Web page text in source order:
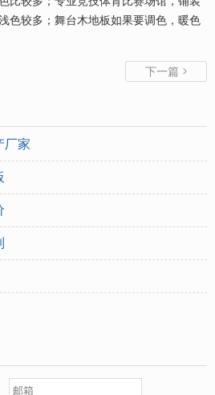
色较多；舞台木地板如果要调色，暖色
下一篇 
厂家